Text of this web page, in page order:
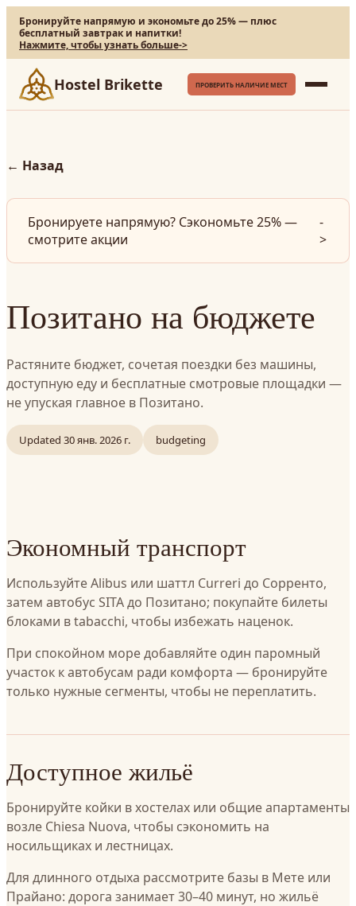
Бронируйте напрямую и экономьте до 25% — плюс
бесплатный завтрак и напитки!
Нажмите, чтобы узнать больше->
Hostel Brikette ПРОВЕРИТЬ НАЛИЧИЕ МЕСТ
← Назад
Бронируете напрямую? Сэкономьте 25% —
смотрите акции
-
>
Позитано на бюджете
Растяните бюджет, сочетая поездки без машины,
доступную еду и бесплатные смотровые площадки —
не упуская главное в Позитано.
Updated 30 янв. 2026 г. budgeting
Экономный транспорт
Используйте Alibus или шаттл Curreri до Сорренто,
затем автобус SITA до Позитано; покупайте билеты
блоками в tabacchi, чтобы избежать наценок.
При спокойном море добавляйте один паромный
участок к автобусам ради комфорта — бронируйте
только нужные сегменты, чтобы не переплатить.
Доступное жильё
Бронируйте койки в хостелах или общие апартаменты
возле Chiesa Nuova, чтобы сэкономить на
носильщиках и лестницах.
Для длинного отдыха рассмотрите базы в Мете или
Прайано: дорога занимает 30–40 минут, но жильё